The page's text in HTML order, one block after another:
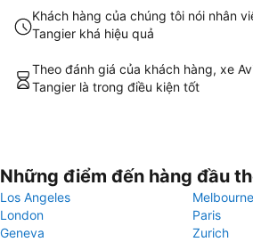
Khách hàng của chúng tôi nói nhân
Tangier khá hiệu quả
Theo đánh giá của khách hàng, xe
Tangier là trong điều kiện tốt
Những điểm đến hàng đầu
Los Angeles
Melbourne
London
Paris
Geneva
Zurich